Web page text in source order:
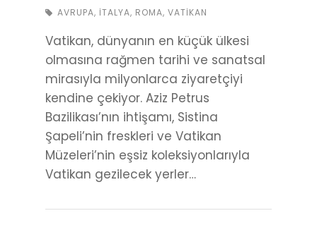
AVRUPA, İTALYA, ROMA, VATIKAN
Vatikan, dünyanın en küçük ülkesi
olmasına rağmen tarihi ve sanatsal
mirasıyla milyonlarca ziyaretçiyi
kendine çekiyor. Aziz Petrus
Bazilikası’nın ihtişamı, Sistina
Şapeli’nin freskleri ve Vatikan
Müzeleri’nin eşsiz koleksiyonlarıyla
Vatikan gezilecek yerler…